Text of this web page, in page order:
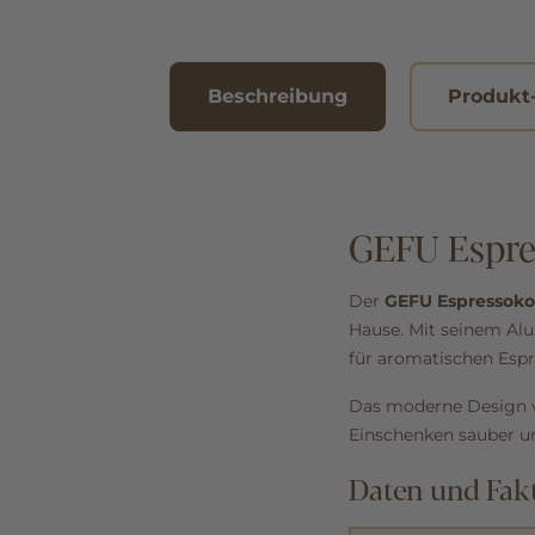
Beschreibung
GEFU
Der GEFU
Hause. Mit seinem
für aromatischen
Das moderne
Einschenken sauber
Daten und